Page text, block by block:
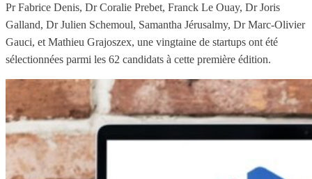
Pr Fabrice Denis, Dr Coralie Prebet, Franck Le Ouay, Dr Joris
Galland, Dr Julien Schemoul, Samantha Jérusalmy, Dr Marc-Olivier
Gauci, et Mathieu Grajoszex, une vingtaine de startups ont été
sélectionnées parmi les 62 candidats à cette première édition.